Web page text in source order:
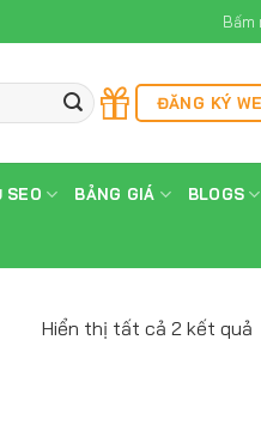
Bấm
ĐĂNG KÝ
SEO BẢNG GIÁ BLOGS
Hiển thị tất cả 2 kết quả